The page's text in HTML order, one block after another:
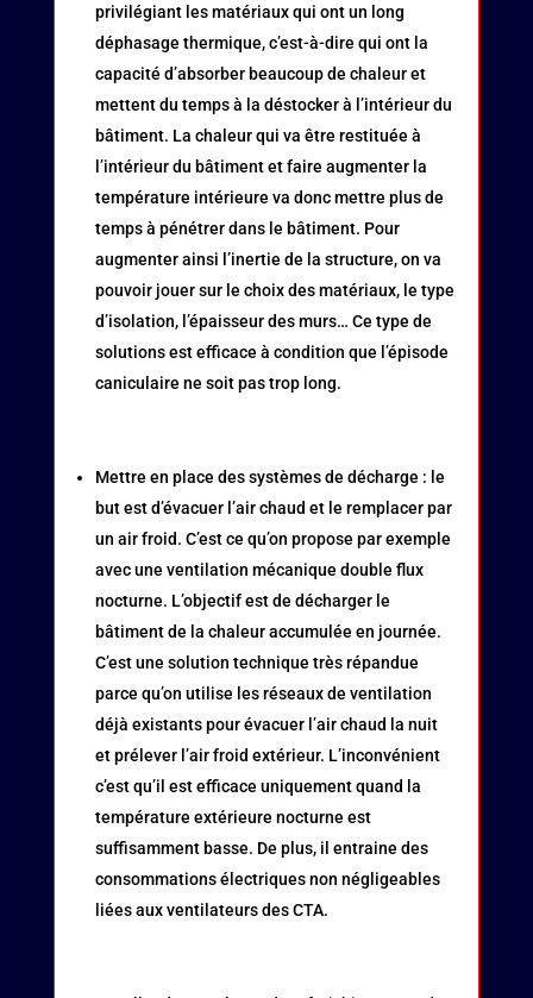
privilégiant les matériaux qui ont un long
déphasage thermique, c’est-à-dire qui ont la
capacité d’absorber beaucoup de chaleur et
mettent du temps à la déstocker à l’intérieur du
bâtiment. La chaleur qui va être restituée à
l’intérieur du bâtiment et faire augmenter la
température intérieure va donc mettre plus de
temps à pénétrer dans le bâtiment. Pour
augmenter ainsi l’inertie de la structure, on va
pouvoir jouer sur le choix des matériaux, le type
d’isolation, l’épaisseur des murs… Ce type de
solutions est efficace à condition que l’épisode
caniculaire ne soit pas trop long.
Mettre en place des systèmes de décharge : le
but est d’évacuer l’air chaud et le remplacer par
un air froid. C’est ce qu’on propose par exemple
avec une ventilation mécanique double flux
nocturne. L’objectif est de décharger le
bâtiment de la chaleur accumulée en journée.
C’est une solution technique très répandue
parce qu’on utilise les réseaux de ventilation
déjà existants pour évacuer l’air chaud la nuit
et prélever l’air froid extérieur. L’inconvénient
c’est qu’il est efficace uniquement quand la
température extérieure nocturne est
suffisamment basse. De plus, il entraine des
consommations électriques non négligeables
liées aux ventilateurs des CTA.